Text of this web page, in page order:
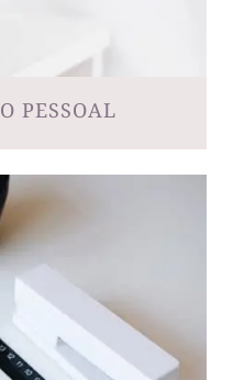
PESSOAL